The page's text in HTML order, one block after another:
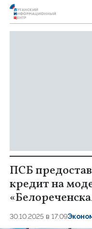
ПСБ
кредит на
30.10.2025 в 17:09